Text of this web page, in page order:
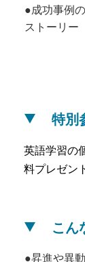
成功事例
ストーリー
特別
英語学習の
料プレゼン
こん
昇進や異